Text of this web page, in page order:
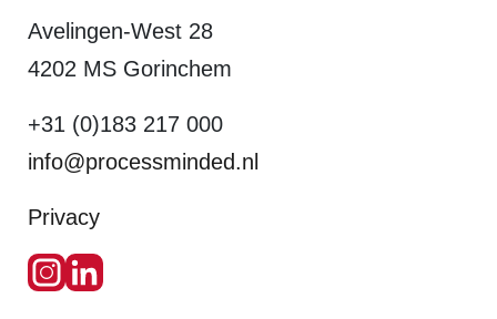
Avelingen-West 28
4202 MS Gorinchem
+31 (0)183 217 000
info@processminded.nl
Privacy